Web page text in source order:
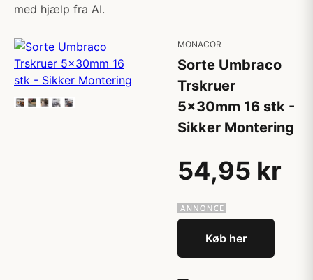
med hjælp fra AI.
MONACOR
Sorte Umbraco
Trskruer
5x30mm 16 stk -
Sikker Montering
54,95 kr
Køb her